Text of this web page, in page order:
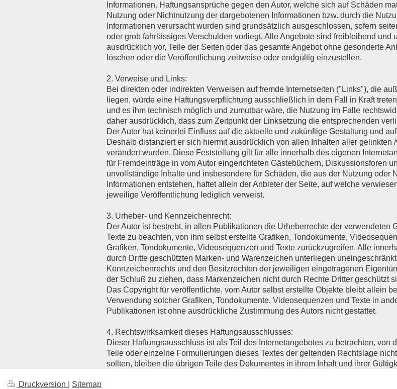
Informationen. Haftungsansprüche gegen den Autor, welche sich auf Schäden
Nutzung oder Nichtnutzung der dargebotenen Informationen bzw. durch die
Informationen verursacht wurden sind grundsätzlich ausgeschlossen, sofern
oder grob fahrlässiges Verschulden vorliegt. Alle Angebote sind freibleibend und
ausdrücklich vor, Teile der Seiten oder das gesamte Angebot ohne gesonderte
löschen oder die Veröffentlichung zeitweise oder endgültig einzustellen.
2. Verweise und Links:
Bei direkten oder indirekten Verweisen auf fremde Internetseiten ("Links"), die
liegen, würde eine Haftungsverpflichtung ausschließlich in dem Fall in Kraft
und es ihm technisch möglich und zumutbar wäre, die Nutzung im Falle
daher ausdrücklich, dass zum Zeitpunkt der Linksetzung die entsprechenden
Der Autor hat keinerlei Einfluss auf die aktuelle und zukünftige Gestaltung und
Deshalb distanziert er sich hiermit ausdrücklich von allen Inhalten aller gelinkten
verändert wurden. Diese Feststellung gilt für alle innerhalb des eigenen
für Fremdeinträge in vom Autor eingerichteten Gästebüchern, Diskussionsforen
unvollständige Inhalte und insbesondere für Schäden, die aus der Nutzung oder
Informationen entstehen, haftet allein der Anbieter der Seite, auf welche
jeweilige Veröffentlichung lediglich verweist.
3. Urheber- und Kennzeichenrecht:
Der Autor ist bestrebt, in allen Publikationen die Urheberrechte der verwendeten
Texte zu beachten, von ihm selbst erstellte Grafiken, Tondokumente,
Grafiken, Tondokumente, Videosequenzen und Texte zurückzugreifen. Alle
durch Dritte geschützten Marken- und Warenzeichen unterliegen
Kennzeichenrechts und den Besitzrechten der jeweiligen eingetragenen
der Schluß zu ziehen, dass Markenzeichen nicht durch Rechte Dritter geschützt
Das Copyright für veröffentlichte, vom Autor selbst erstellte Objekte bleibt allein
Verwendung solcher Grafiken, Tondokumente, Videosequenzen und Texte in
Publikationen ist ohne ausdrückliche Zustimmung des Autors nicht gestattet.
4. Rechtswirksamkeit dieses Haftungsausschlusses:
Dieser Haftungsausschluss ist als Teil des Internetangebotes zu betrachten, von
Teile oder einzelne Formulierungen dieses Textes der geltenden Rechtslage
sollten, bleiben die übrigen Teile des Dokumentes in ihrem Inhalt und ihrer
Druckversion Sitemap